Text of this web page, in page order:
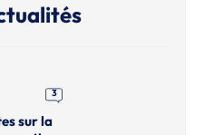
3
sur la